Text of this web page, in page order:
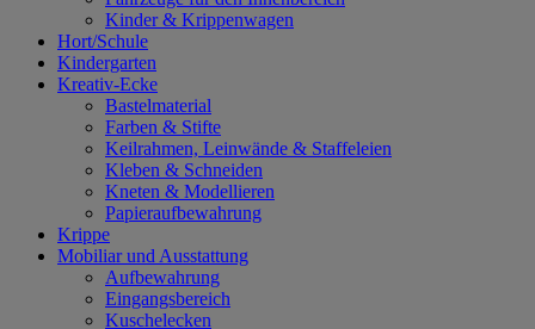
Kinder & Krippenwagen
Hort/Schule
Kindergarten
Kreativ-Ecke
Bastelmaterial
Farben & Stifte
Keilrahmen, Leinwände & Staffeleien
Kleben & Schneiden
Kneten & Modellieren
Papieraufbewahrung
Krippe
Mobiliar und Ausstattung
Aufbewahrung
Eingangsbereich
Kuschelecken